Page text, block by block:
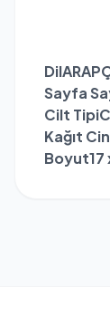
Dil
Sayfa
Cilt Tipi
Kağıt
Boyut17